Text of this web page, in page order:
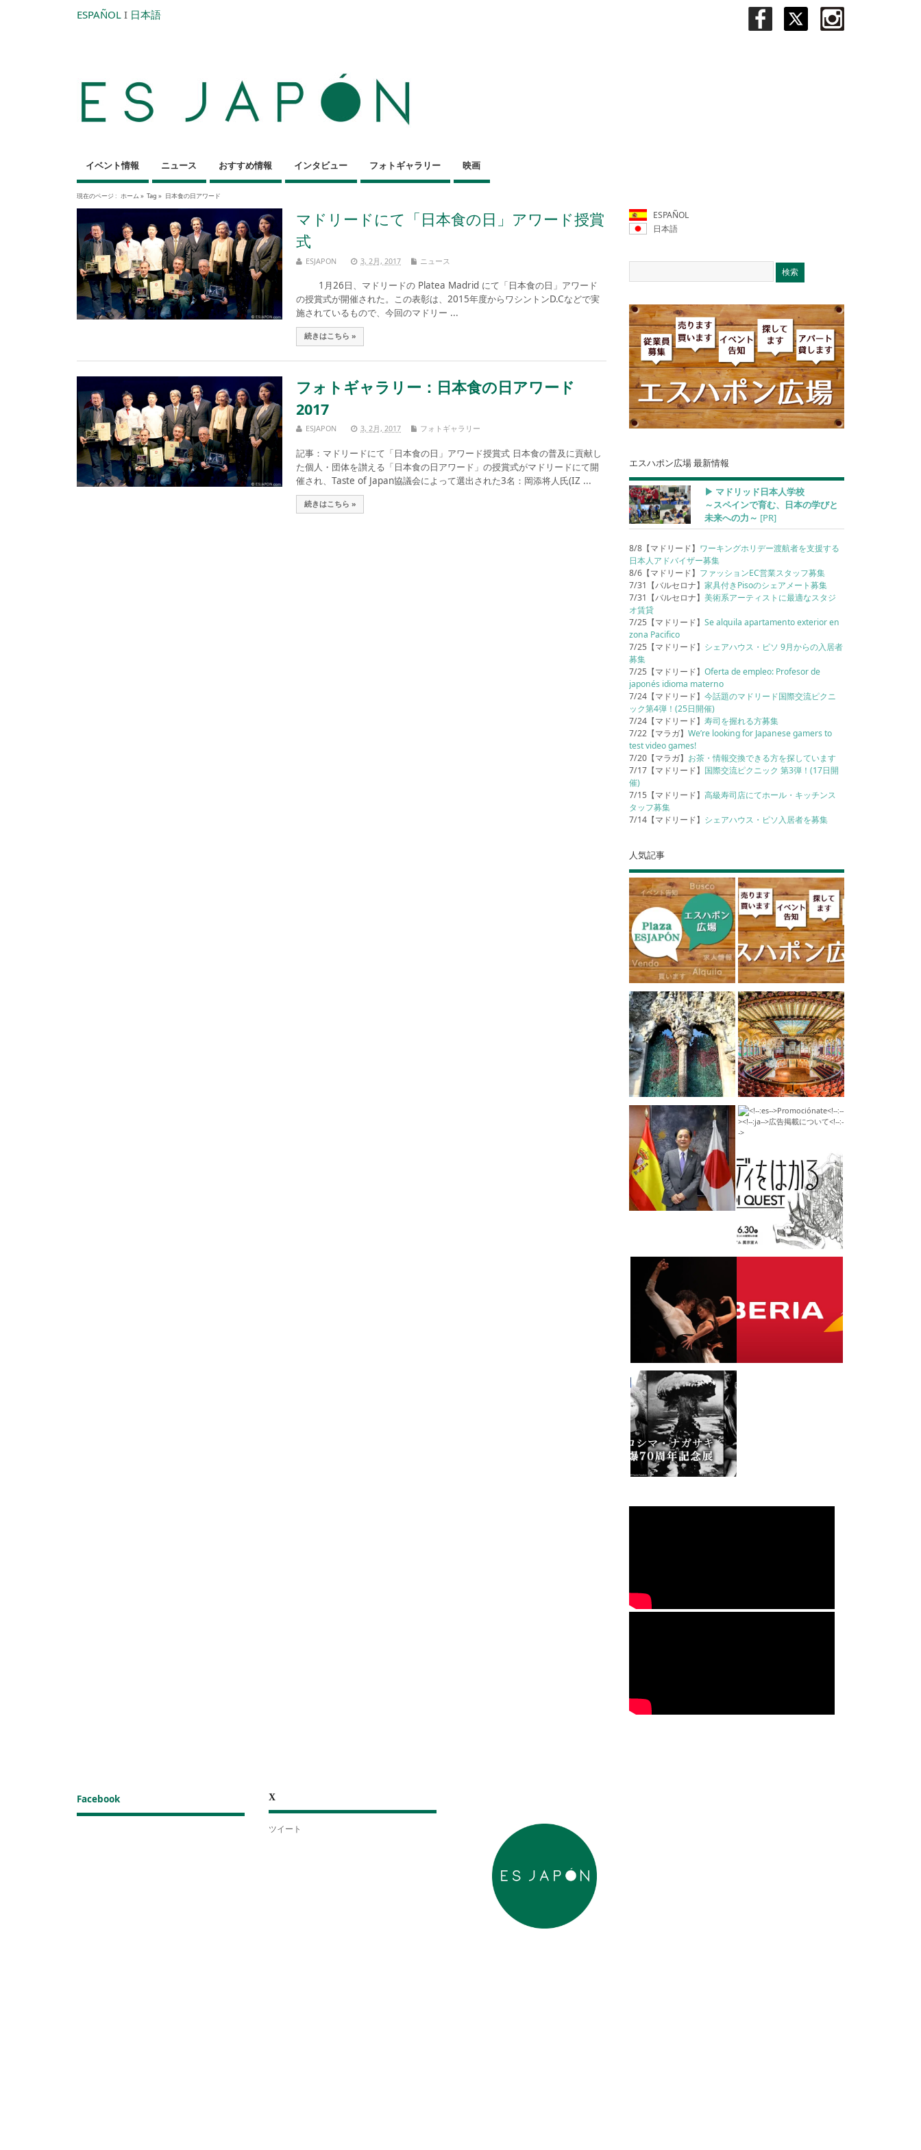
ESPAÑOL I 日本語
イベント情報 ニュース おすすめ情報 インタビュー フォトギャラリー 映画
現在のページ : ホーム » Tag » 日本食の日アワード
マドリードにて「日本食の日」アワード授賞
式
ESJAPON 3, 2月, 2017 ニュース
1月26日、マドリードの Platea Madrid にて「日本食の日」アワード
の授賞式が開催された。この表彰は、2015年度からワシントンD.Cなどで実
施されているもので、今回のマドリー ...
続きはこちら »
フォトギャラリー：日本食の日アワード
2017
ESJAPON 3, 2月, 2017 フォトギャラリー
記事：マドリードにて「日本食の日」アワード授賞式 日本食の普及に貢献し
た個人・団体を讃える「日本食の日アワード」の授賞式がマドリードにて開
催され、Taste of Japan協議会によって選出された3名：岡添将人氏(IZ ...
続きはこちら »
ESPAÑOL
日本語
エスハポン広場 最新情報
▶︎ マドリッド日本人学校
～スペインで育む、日本の学びと
未来への力～ [PR]
8/8【マドリード】 ワーキングホリデー渡航者を支援する
日本人アドバイザー募集
8/6【マドリード】 ファッションEC営業スタッフ募集
7/31【バルセロナ】家具付きPisoのシェアメート募集
7/31【バルセロナ】美術系アーティストに最適なスタジ
オ賃貸
7/25【マドリード】Se alquila apartamento exterior en
zona Pacifico
7/25【マドリード】 シェアハウス・ピソ 9月からの入居者
募集
7/25【マドリード】Oferta de empleo: Profesor de
japonés idioma materno
7/24【マドリード】今話題のマドリード国際交流ピクニ
ック第4弾！(25日開催)
7/24【マドリード】寿司を握れる方募集
7/22【マラガ】We’re looking for Japanese gamers to
test video games!
7/20【マラガ】 お茶・情報交換できる方を探しています
7/17【マドリード】 国際交流ピクニック 第3弾！(17日開
催)
7/15【マドリード】高級寿司店にてホール・キッチンス
タッフ募集
7/14【マドリード】 シェアハウス・ピソ入居者を募集
人気記事
Facebook X
ツイート